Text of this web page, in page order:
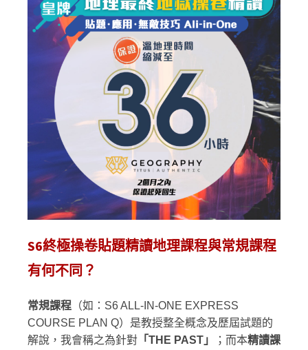
S6終極操卷貼題精讀地理課程與常規課程
有何不同？
常規課程 （如：S6 ALL-IN-ONE EXPRESS
COURSE PLAN Q）是教授整全概念及歷屆試題的
解說，我會稱之為針對 「THE PAST 」 ；而本精讀課